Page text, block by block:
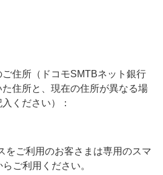
住所（ドコモSMTBネット銀行
住所と、現在の住所が異なる場
ください）：
をご利用のお客さまは専用のスマ
ご利用ください。